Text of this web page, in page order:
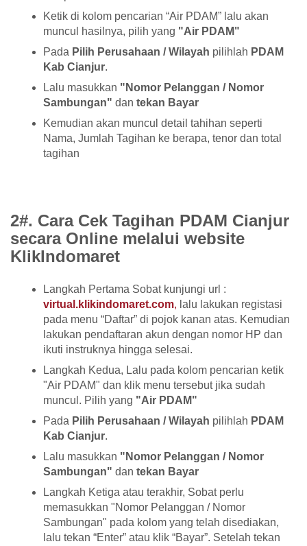
Ketik di kolom pencarian “Air PDAM” lalu akan
muncul hasilnya, pilih yang "Air PDAM"
Pada Pilih Perusahaan / Wilayah pilihlah PDAM
Kab Cianjur.
Lalu masukkan "Nomor Pelanggan / Nomor
Sambungan" dan tekan Bayar
Kemudian akan muncul detail tahihan seperti
Nama, Jumlah Tagihan ke berapa, tenor dan total
tagihan
2#. Cara Cek Tagihan PDAM Cianjur
secara Online melalui website
KlikIndomaret
Langkah Pertama Sobat kunjungi url :
virtual.klikindomaret.com, lalu lakukan registasi
pada menu “Daftar” di pojok kanan atas. Kemudian
lakukan pendaftaran akun dengan nomor HP dan
ikuti instruknya hingga selesai.
Langkah Kedua, Lalu pada kolom pencarian ketik
"Air PDAM" dan klik menu tersebut jika sudah
muncul. Pilih yang "Air PDAM"
Pada Pilih Perusahaan / Wilayah pilihlah PDAM
Kab Cianjur.
Lalu masukkan "Nomor Pelanggan / Nomor
Sambungan" dan tekan Bayar
Langkah Ketiga atau terakhir, Sobat perlu
memasukkan "Nomor Pelanggan / Nomor
Sambungan" pada kolom yang telah disediakan,
lalu tekan “Enter” atau klik “Bayar”. Setelah tekan